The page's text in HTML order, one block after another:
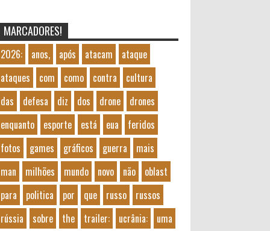
MARCADORES!
2026: anos, após atacam
ataque
ataques
com como contra
cultura
das
defesa diz dos drone
drones
enquanto
esporte está eua
feridos
fotos
games gráficos guerra
mais
man
milhões mundo novo não
oblast
para
politica por que russo
russos
rússia
sobre the trailer: ucrânia:
uma